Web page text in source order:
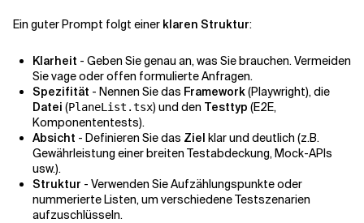
Ein guter Prompt folgt einer klaren Struktur:
Klarheit - Geben Sie genau an, was Sie brauchen. Vermeiden
Sie vage oder offen formulierte Anfragen.
Spezifität - Nennen Sie das Framework(Playwright), die
Datei (PlaneList.tsx) und den Testtyp (E2E,
Komponententests).
Absicht - Definieren Sie das Ziel klar und deutlich (z.B.
Gewährleistung einer breiten Testabdeckung, Mock-APIs
usw.).
Struktur - Verwenden Sie Aufzählungspunkte oder
nummerierte Listen, um verschiedene Testszenarien
aufzuschlüsseln.